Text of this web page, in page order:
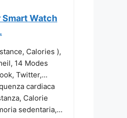
Smart Watch
Calories ),
14 Modes
Twitter,...
cardiaca
Calorie
sedentaria,...